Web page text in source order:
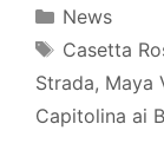
Categorie
News
Tag
Casetta
Strada, Maya
Capitolina ai